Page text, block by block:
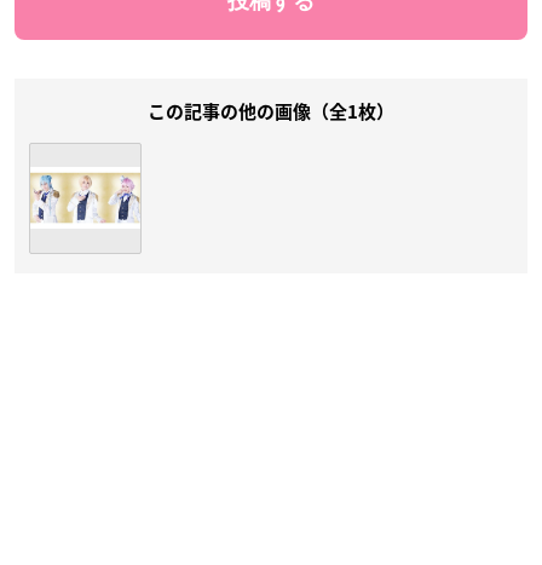
この記事の他の画像（全1枚）